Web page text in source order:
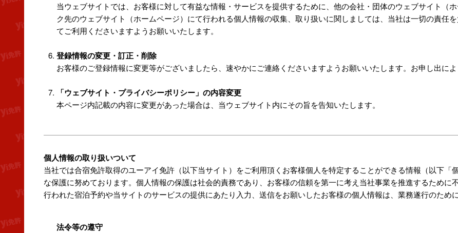
当ウェブサイトでは、お客様に対して有益な情報・サービスを提供するために、他の会社・団体のウェブサイト（
ク先のウェブサイト（ホームページ）にて行われる個人情報の収集、取り扱いに関しましては、当社は一切の責任
てご利用くださいますようお願いいたします。
登録情報の変更・訂正・削除
お客様のご登録情報に変更等がございましたら、速やかにご連絡くださいますようお願いいたします。お申し出によ
「ウェブサイト・プライバシーポリシー」の内容変更
本ページ内記載の内容に変更があった場合は、当ウェブサイト内にその旨を告知いたします。
個人情報の取り扱いついて
当社では合宿免許取得のユーアイ免許（以下当サイト）をご利用頂くお客様個人を特定することができる情報（以下
な保護に努めております。個人情報の保護は社会的責務であり、お客様の信頼を第一に考え当社事業を推進するため
行われた宿泊予約や当サイトのサービスの提供にあたり入力、送信をお願いしたお客様の個人情報は、業務遂行のため
法令等の遵守